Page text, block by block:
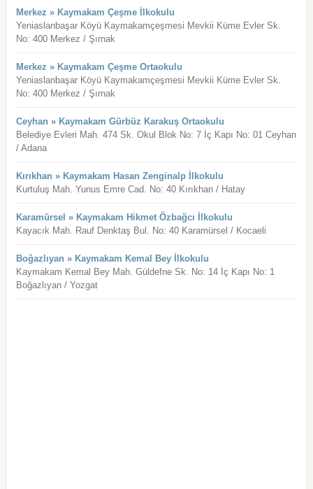
Merkez » Kaymakam Çeşme İlkokulu
Yeniaslanbaşar Köyü Kaymakamçeşmesi Mevkii Küme Evler Sk.
No: 400 Merkez / Şırnak
Merkez » Kaymakam Çeşme Ortaokulu
Yeniaslanbaşar Köyü Kaymakamçeşmesi Mevkii Küme Evler Sk.
No: 400 Merkez / Şırnak
Ceyhan » Kaymakam Gürbüz Karakuş Ortaokulu
Belediye Evleri Mah. 474 Sk. Okul Blok No: 7 İç Kapı No: 01 Ceyhan
/ Adana
Kırıkhan » Kaymakam Hasan Zenginalp İlkokulu
Kurtuluş Mah. Yunus Emre Cad. No: 40 Kırıkhan / Hatay
Karamürsel » Kaymakam Hikmet Özbağcı İlkokulu
Kayacık Mah. Rauf Denktaş Bul. No: 40 Karamürsel / Kocaeli
Boğazlıyan » Kaymakam Kemal Bey İlkokulu
Kaymakam Kemal Bey Mah. Güldefne Sk. No: 14 İç Kapı No: 1
Boğazlıyan / Yozgat